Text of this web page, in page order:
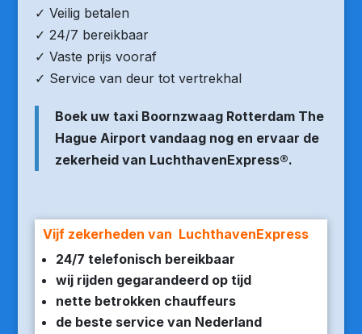
✓ Veilig betalen
✓ 24/7 bereikbaar
✓ Vaste prijs vooraf
✓ Service van deur tot vertrekhal
Boek uw taxi Boornzwaag Rotterdam The
Hague Airport vandaag nog en ervaar de
zekerheid van LuchthavenExpress®.
Vijf zekerheden van LuchthavenExpress
24/7 telefonisch bereikbaar
wij rijden gegarandeerd op tijd
nette betrokken chauffeurs
de beste service van Nederland